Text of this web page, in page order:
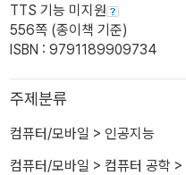
TTS 기능 미지원
556쪽 (종이책 기준)
ISBN : 9791189909734
주제분류
컴퓨터/모바일 > 인공지능
컴퓨터/모바일 > 컴퓨터 공학 >